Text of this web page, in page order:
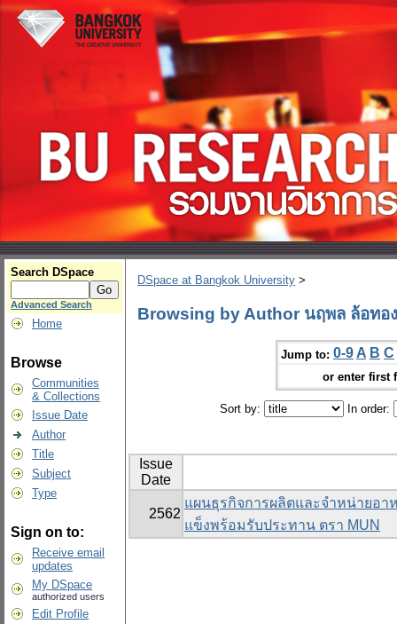
Search DSpace
Advanced Search
Home
Browse
Communities
& Collections
Issue Date
Author
Title
Subject
Type
Sign on to:
Receive email
updates
My DSpace
authorized users
Edit Profile
DSpace at Bangkok University >
Browsing by Author นฤพล ล้อทอง
Jump to: 0-9 A B C
or enter first
Sort by: In order:
Issue
Date
2562
แผนธุรกิจการผลิตและจำหน่ายอา
แข็งพร้อมรับประทาน ตรา MUN